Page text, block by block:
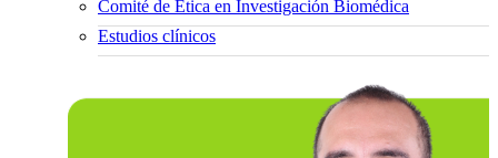
Comité de Ética en Investigación Biomédica
Estudios clínicos